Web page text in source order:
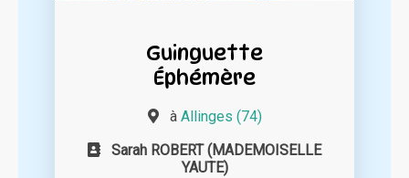
Guinguette
Éphémère
à Allinges (74)
Sarah ROBERT (MADEMOISELLE
YAUTE)